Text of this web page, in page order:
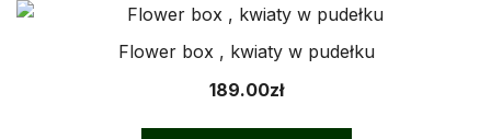
Flower box , kwiaty w pudełku
189.00zł